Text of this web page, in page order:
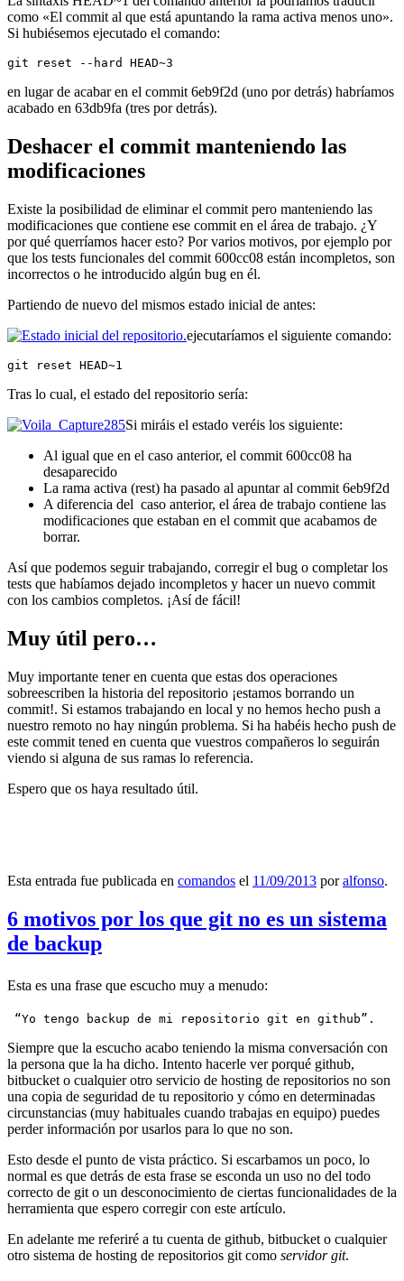
como «El commit al que está apuntando la rama activa menos uno».
Si hubiésemos ejecutado el comando:
git reset --hard HEAD~3
en lugar de acabar en el commit 6eb9f2d (uno por detrás) habríamos
acabado en 63db9fa (tres por detrás).
Deshacer el commit manteniendo las
modificaciones
Existe la posibilidad de eliminar el commit pero manteniendo las
modificaciones que contiene ese commit en el área de trabajo. ¿Y
por qué querríamos hacer esto? Por varios motivos, por ejemplo por
que los tests funcionales del commit 600cc08 están incompletos, son
incorrectos o he introducido algún bug en él.
Partiendo de nuevo del mismos estado inicial de antes:
ejecutaríamos el siguiente comando:
git reset HEAD~1
Tras lo cual, el estado del repositorio sería:
Si miráis el estado veréis los siguiente:
Al igual que en el caso anterior, el commit 600cc08 ha
desaparecido
La rama activa (rest) ha pasado al apuntar al commit 6eb9f2d
A diferencia del caso anterior, el área de trabajo contiene las
modificaciones que estaban en el commit que acabamos de
borrar.
Así que podemos seguir trabajando, corregir el bug o completar los
tests que habíamos dejado incompletos y hacer un nuevo commit
con los cambios completos. ¡Así de fácil!
Muy útil pero…
Muy importante tener en cuenta que estas dos operaciones
sobreescriben la historia del repositorio ¡estamos borrando un
commit!. Si estamos trabajando en local y no hemos hecho push a
nuestro remoto no hay ningún problema. Si ha habéis hecho push de
este commit tened en cuenta que vuestros compañeros lo seguirán
viendo si alguna de sus ramas lo referencia.
Espero que os haya resultado útil.
Esta entrada fue publicada en comandos el 11/09/2013 poralfonso.
6 motivos por los que git no es un sistema
de backup
Esta es una frase que escucho muy a menudo:
“Yo tengo backup de mi repositorio git en github”.
Siempre que la escucho acabo teniendo la misma conversación con
la persona que la ha dicho. Intento hacerle ver porqué github,
bitbucket o cualquier otro servicio de hosting de repositorios no son
una copia de seguridad de tu repositorio y cómo en determinadas
circunstancias (muy habituales cuando trabajas en equipo) puedes
perder información por usarlos para lo que no son.
Esto desde el punto de vista práctico. Si escarbamos un poco, lo
normal es que detrás de esta frase se esconda un uso no del todo
correcto de git o un desconocimiento de ciertas funcionalidades de la
herramienta que espero corregir con este artículo.
En adelante me referiré a tu cuenta de github, bitbucket o cualquier
otro sistema de hosting de repositorios git como servidor git.